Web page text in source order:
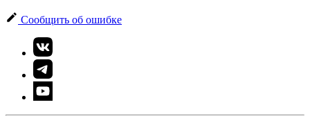
Сообщить об ошибке